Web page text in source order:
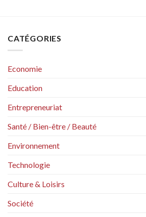
CATÉGORIES
Economie
Education
Entrepreneuriat
Santé / Bien-être / Beauté
Environnement
Technologie
Culture & Loisirs
Société